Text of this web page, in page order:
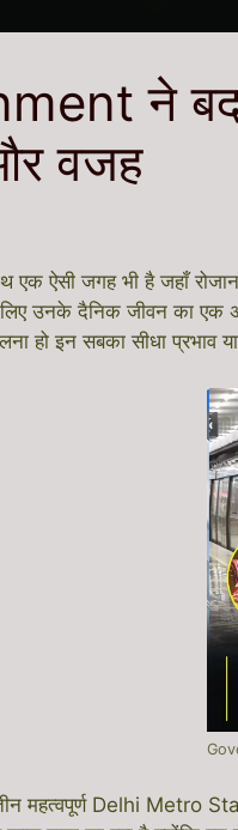
ने
वजह
एक ऐसी जगह भी है जहाँ
लिए उनके दैनिक जीवन का
हो इन सबका सीधा प्रभाव
महत्वपूर्ण Delhi Metro